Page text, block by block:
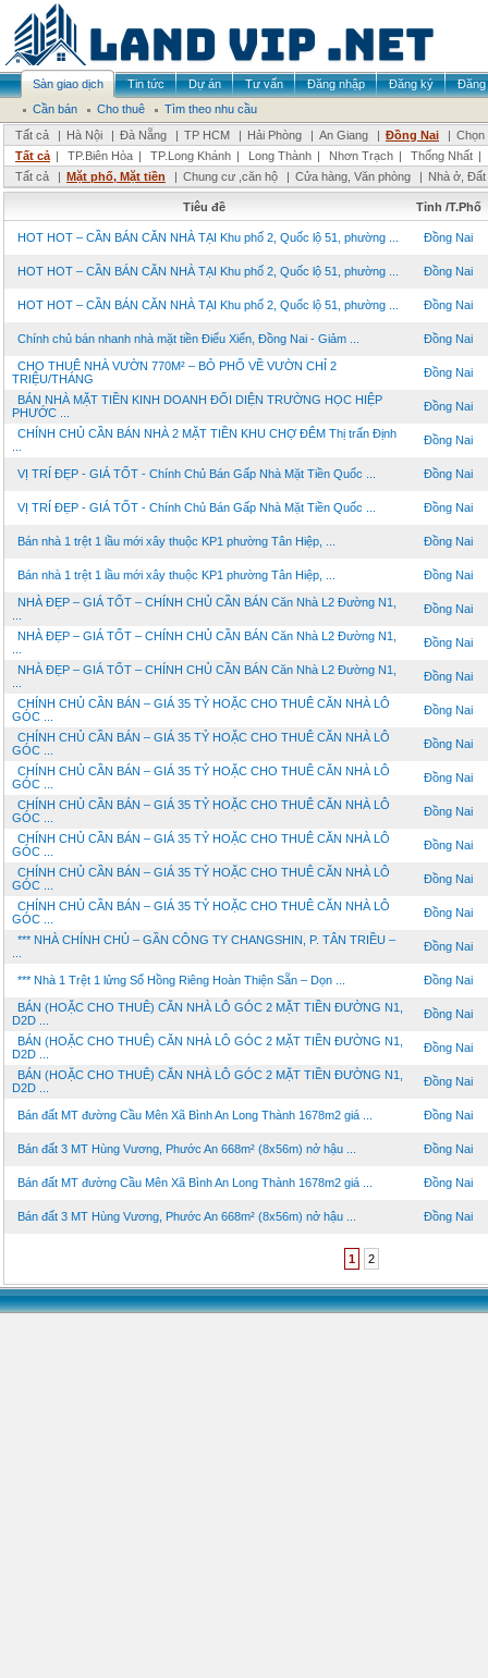
Sàn giao dịch Tin tức Dự án Tư vấn Đăng nhập Đăng ký
Đăng
Cần bán
Cho thuê
Tìm theo nhu cầu
Tất cả
| Hà Nội | Đà Nẵng | TP HCM | Hải Phòng | An Giang | Đồng Nai | Chọn
Tất cả | TP.Biên Hòa | TP.Long Khánh | Long Thành | Nhơn Trạch | Thống Nhất |
Tất cả
| Mặt phố, Mặt tiền | Chung cư ,căn hộ | Cửa hàng, Văn phòng | Nhà ở,
Tiêu đề Tỉnh /T.Phố
HOT HOT – CẦN BÁN CĂN NHÀ TẠI Khu phố 2, Quốc lộ 51, phường ... Đồng Nai
HOT HOT – CẦN BÁN CĂN NHÀ TẠI Khu phố 2, Quốc lộ 51, phường ... Đồng Nai
HOT HOT – CẦN BÁN CĂN NHÀ TẠI Khu phố 2, Quốc lộ 51, phường ... Đồng Nai
Chính chủ bán nhanh nhà mặt tiền Điểu Xiển, Đồng Nai - Giảm ... Đồng Nai
CHO THUÊ NHÀ VƯỜN 770M² – BỎ PHỐ VỀ VƯỜN CHỈ 2
TRIỆU/THÁNG
Đồng Nai
BÁN NHÀ MẶT TIỀN KINH DOANH ĐỐI DIỆN TRƯỜNG HỌC HIỆP
PHƯỚC ...
Đồng Nai
CHÍNH CHỦ CẦN BÁN NHÀ 2 MẶT TIỀN KHU CHỢ ĐÊM Thị trấn Định
Đồng Nai
VỊ TRÍ ĐẸP - GIÁ TỐT - Chính Chủ Bán Gấp Nhà Mặt Tiền Quốc ... Đồng Nai
VỊ TRÍ ĐẸP - GIÁ TỐT - Chính Chủ Bán Gấp Nhà Mặt Tiền Quốc ... Đồng Nai
Bán nhà 1 trệt 1 lầu mới xây thuộc KP1 phường Tân Hiệp, ... Đồng Nai
Bán nhà 1 trệt 1 lầu mới xây thuộc KP1 phường Tân Hiệp, ... Đồng Nai
NHÀ ĐẸP – GIÁ TỐT – CHÍNH CHỦ CẦN BÁN Căn Nhà L2 Đường N1,
Đồng Nai
NHÀ ĐẸP – GIÁ TỐT – CHÍNH CHỦ CẦN BÁN Căn Nhà L2 Đường N1,
Đồng Nai
NHÀ ĐẸP – GIÁ TỐT – CHÍNH CHỦ CẦN BÁN Căn Nhà L2 Đường N1,
Đồng Nai
CHÍNH CHỦ CẦN BÁN – GIÁ 35 TỶ HOẶC CHO THUÊ CĂN NHÀ LÔ
GÓC ...
Đồng Nai
CHÍNH CHỦ CẦN BÁN – GIÁ 35 TỶ HOẶC CHO THUÊ CĂN NHÀ LÔ
GÓC ...
Đồng Nai
CHÍNH CHỦ CẦN BÁN – GIÁ 35 TỶ HOẶC CHO THUÊ CĂN NHÀ LÔ
GÓC ...
Đồng Nai
CHÍNH CHỦ CẦN BÁN – GIÁ 35 TỶ HOẶC CHO THUÊ CĂN NHÀ LÔ
GÓC ...
Đồng Nai
CHÍNH CHỦ CẦN BÁN – GIÁ 35 TỶ HOẶC CHO THUÊ CĂN NHÀ LÔ
GÓC ...
Đồng Nai
CHÍNH CHỦ CẦN BÁN – GIÁ 35 TỶ HOẶC CHO THUÊ CĂN NHÀ LÔ
GÓC ...
Đồng Nai
CHÍNH CHỦ CẦN BÁN – GIÁ 35 TỶ HOẶC CHO THUÊ CĂN NHÀ LÔ
GÓC ...
Đồng Nai
*** NHÀ CHÍNH CHỦ – GẦN CÔNG TY CHANGSHIN, P. TÂN TRIỀU –
Đồng Nai
*** Nhà 1 Trệt 1 lửng Sổ Hồng Riêng Hoàn Thiện Sẵn – Dọn ... Đồng Nai
BÁN (HOẶC CHO THUÊ) CĂN NHÀ LÔ GÓC 2 MẶT TIỀN ĐƯỜNG N1,
D2D ...
Đồng Nai
BÁN (HOẶC CHO THUÊ) CĂN NHÀ LÔ GÓC 2 MẶT TIỀN ĐƯỜNG N1,
D2D ...
Đồng Nai
BÁN (HOẶC CHO THUÊ) CĂN NHÀ LÔ GÓC 2 MẶT TIỀN ĐƯỜNG N1,
D2D ...
Đồng Nai
Bán đất MT đường Cầu Mên Xã Bình An Long Thành 1678m2 giá ... Đồng Nai
Bán đất 3 MT Hùng Vương, Phước An 668m² (8x56m) nở hậu ... Đồng Nai
Bán đất MT đường Cầu Mên Xã Bình An Long Thành 1678m2 giá ... Đồng Nai
Bán đất 3 MT Hùng Vương, Phước An 668m² (8x56m) nở hậu ... Đồng Nai
1 2